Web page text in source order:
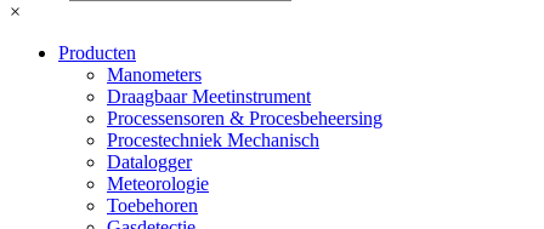
×
Producten
Manometers
Draagbaar Meetinstrument
Processensoren & Procesbeheersing
Procestechniek Mechanisch
Datalogger
Meteorologie
Toebehoren